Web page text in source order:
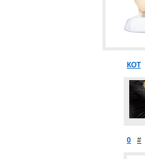
КОТ
0 #